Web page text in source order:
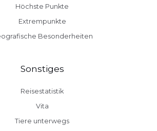
Höchste Punkte
Extrempunkte
Besonderheiten
Sonstiges
Reisestatistik
Vita
Tiere unterwegs